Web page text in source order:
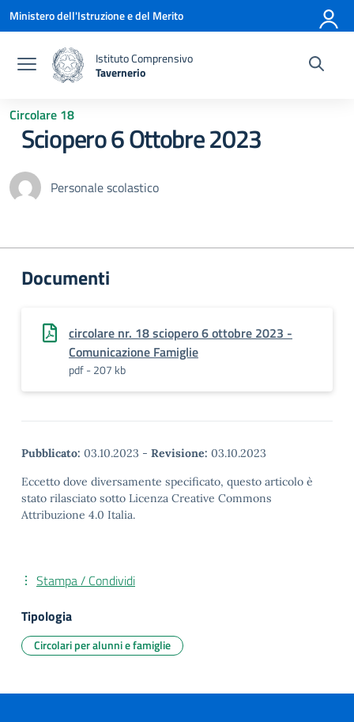
Vai ai contenuti
Vai al menu di navigazione
Vai al footer
Ministero dell'Istruzione e del Merito
Istituto Comprensivo
Tavernerio
Circolare 18
Sciopero 6 Ottobre 2023
Personale scolastico
Documenti
circolare nr. 18 sciopero 6 ottobre 2023 -
Comunicazione Famiglie
pdf - 207 kb
Pubblicato: 03.10.2023 - Revisione: 03.10.2023
Eccetto dove diversamente specificato, questo articolo è
stato rilasciato sotto Licenza Creative Commons
Attribuzione 4.0 Italia.
Stampa / Condividi
Tipologia
Circolari per alunni e famiglie